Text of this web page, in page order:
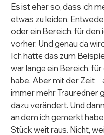
Es ist eher so, dass ich
etwas zu leiden.
oder ein Bereich, für den
vorher. Und genau da
Ich hatte das zum
war lange ein Bereich,
habe. Aber mit der Zeit –
immer mehr Trauredner
dazu verändert. Und
an dem ich gemerkt
Stück weit raus. Nicht,